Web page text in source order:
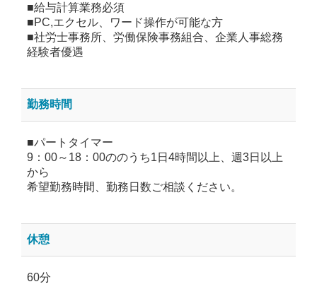
■給与計算業務必須
■PC,エクセル、ワード操作が可能な方
■社労士事務所、労働保険事務組合、企業人事総務
経験者優遇
勤務時間
■パートタイマー
9：00～18：00ののうち1日4時間以上、週3日以上
から
希望勤務時間、勤務日数ご相談ください。
休憩
60分